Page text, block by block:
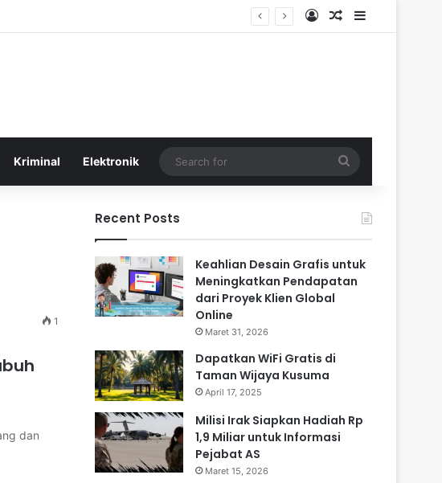
Anda Log InRandom Article
Sidebar
Kriminal Elektronik
for
1
dan
Recent Posts
Keahlian Desain Grafis untuk
Meningkatkan Pendapatan
dari Proyek Klien Global
Online
Maret 31, 2026
Dapatkan WiFi Gratis di
Taman Wijaya Kusuma
April 17, 2025
Milisi Irak Siapkan Hadiah Rp
1,9 Miliar untuk Informasi
Pejabat AS
Maret 15, 2026